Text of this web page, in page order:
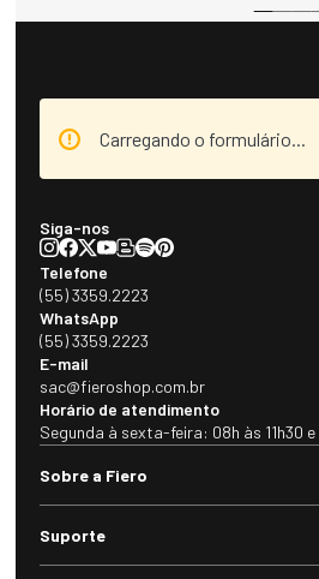
Carregando o formulário...
Siga-nos
Telefone
(55) 3359.2223
WhatsApp
(55) 3359.2223
E-mail
sac@fieroshop.com.br
Horário de atendimento
Segunda à sexta-feira: 08h às 11h30
Sobre a Fiero
Suporte